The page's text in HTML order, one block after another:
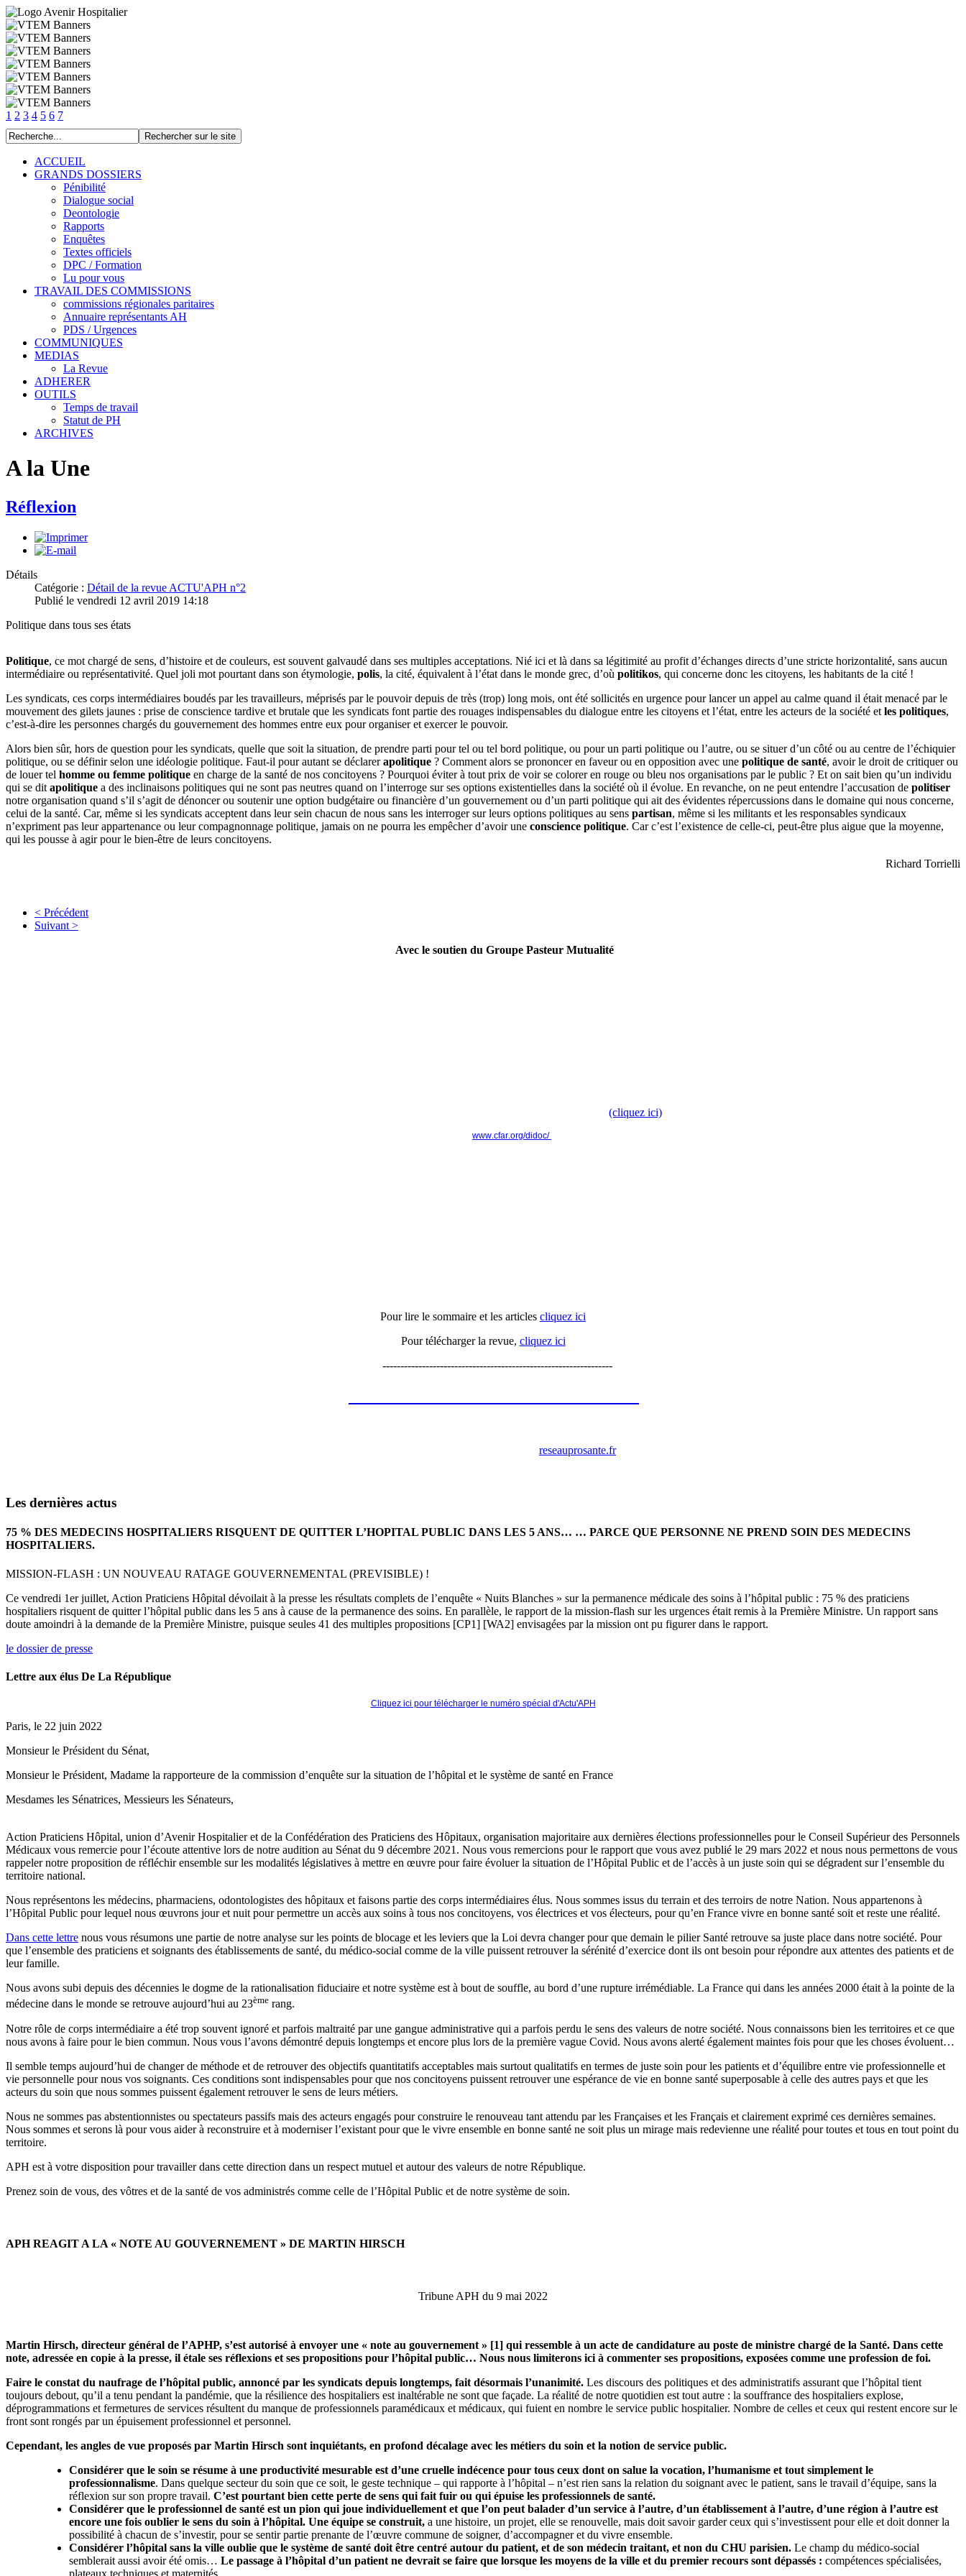
1 2 3 4 5 6 7
ACCUEIL
GRANDS DOSSIERS
Pénibilité
Dialogue social
Deontologie
Rapports
Enquêtes
Textes officiels
DPC / Formation
Lu pour vous
TRAVAIL DES COMMISSIONS
commissions régionales paritaires
Annuaire représentants AH
PDS / Urgences
COMMUNIQUES
MEDIAS
La Revue
ADHERER
OUTILS
Temps de travail
Statut de PH
ARCHIVES
A la Une
Réflexion
Détails
Catégorie : Détail de la revue ACTU'APH n°2
Publié le vendredi 12 avril 2019 14:18
Politique dans tous ses états
Politique, ce mot chargé de sens, d’histoire et de couleurs, est souvent galvaudé dans ses multiples acceptations. Nié ici et là dans sa légitimité au profit d’échanges directs d’une stricte horizontalité, sans aucun
intermédiaire ou représentativité. Quel joli mot pourtant dans son étymologie, polis, la cité, équivalent à l’état dans le monde grec, d’où politikos, qui concerne donc les citoyens, les habitants de la cité !
Les syndicats, ces corps intermédiaires boudés par les travailleurs, méprisés par le pouvoir depuis de très (trop) long mois, ont été sollicités en urgence pour lancer un appel au calme quand il était menacé par le
mouvement des gilets jaunes : prise de conscience tardive et brutale que les syndicats font partie des rouages indispensables du dialogue entre les citoyens et l’état, entre les acteurs de la société et les politiques,
c’est-à-dire les personnes chargés du gouvernement des hommes entre eux pour organiser et exercer le pouvoir.
Alors bien sûr, hors de question pour les syndicats, quelle que soit la situation, de prendre parti pour tel ou tel bord politique, ou pour un parti politique ou l’autre, ou se situer d’un côté ou au centre de l’échiquier
politique, ou se définir selon une idéologie politique. Faut-il pour autant se déclarerapolitique ? Comment alors se prononcer en faveur ou en opposition avec une politique de santé, avoir le droit de critiquer ou
de louer tel homme ou femme politique en charge de la santé de nos concitoyens ? Pourquoi éviter à tout prix de voir se colorer en rouge ou bleu nos organisations par le public ? Et on sait bien qu’un individu
qui se dit apolitique a des inclinaisons politiques qui ne sont pas neutres quand on l’interroge sur ses options existentielles dans la société où il évolue. En revanche, on ne peut entendre l’accusation de politiser
notre organisation quand s’il s’agit de dénoncer ou soutenir une option budgétaire ou financière d’un gouvernement ou d’un parti politique qui ait des évidentes répercussions dans le domaine qui nous concerne,
celui de la santé. Car, même si les syndicats acceptent dans leur sein chacun de nous sans les interroger sur leurs options politiques au sens partisan, même si les militants et les responsables syndicaux
n’expriment pas leur appartenance ou leur compagnonnage politique, jamais on ne pourra les empêcher d’avoir une conscience politique. Car c’est l’existence de celle-ci, peut-être plus aigue que la moyenne,
qui les pousse à agir pour le bien-être de leurs concitoyens.
Richard Torrielli
< Précédent
Suivant >
Avec le soutien du Groupe Pasteur Mutualité
(cliquez ici)
www.cfar.org/didoc/
Pour lire le sommaire et les articles cliquez ici
Pour télécharger la revue, cliquez ici
----------------------------------------------------------------
reseauprosante.fr
Les dernières actus
75 % DES MEDECINS HOSPITALIERS RISQUENT DE QUITTER L’HOPITAL PUBLIC DANS LES 5 ANS… … PARCE QUE PERSONNE NE PREND SOIN DES MEDECINS
HOSPITALIERS.
MISSION-FLASH : UN NOUVEAU RATAGE GOUVERNEMENTAL (PREVISIBLE) !
Ce vendredi 1er juillet, Action Praticiens Hôpital dévoilait à la presse les résultats complets de l’enquête « Nuits Blanches » sur la permanence médicale des soins à l’hôpital public : 75 % des praticiens
hospitaliers risquent de quitter l’hôpital public dans les 5 ans à cause de la permanence des soins. En parallèle, le rapport de la mission-flash sur les urgences était remis à la Première Ministre. Un rapport sans
doute amoindri à la demande de la Première Ministre, puisque seules 41 des multiples propositions [CP1] [WA2] envisagées par la mission ont pu figurer dans le rapport.
le dossier de presse
Lettre aux élus De La République
Cliquez ici pour télécharger le numéro spécial d'Actu'APH
Paris, le 22 juin 2022
Monsieur le Président du Sénat,
Monsieur le Président, Madame la rapporteure de la commission d’enquête sur la situation de l’hôpital et le système de santé en France
Mesdames les Sénatrices, Messieurs les Sénateurs,
Action Praticiens Hôpital, union d’Avenir Hospitalier et de la Confédération des Praticiens des Hôpitaux, organisation majoritaire aux dernières élections professionnelles pour le Conseil Supérieur des Personnels
Médicaux vous remercie pour l’écoute attentive lors de notre audition au Sénat du 9 décembre 2021. Nous vous remercions pour le rapport que vous avez publié le 29 mars 2022 et nous nous permettons de vous
rappeler notre proposition de réfléchir ensemble sur les modalités législatives à mettre en œuvre pour faire évoluer la situation de l’Hôpital Public et de l’accès à un juste soin qui se dégradent sur l’ensemble du
territoire national.
Nous représentons les médecins, pharmaciens, odontologistes des hôpitaux et faisons partie des corps intermédiaires élus. Nous sommes issus du terrain et des terroirs de notre Nation. Nous appartenons à
l’Hôpital Public pour lequel nous œuvrons jour et nuit pour permettre un accès aux soins à tous nos concitoyens, vos électrices et vos électeurs, pour qu’en France vivre en bonne santé soit et reste une réalité.
Dans cette lettre nous vous résumons une partie de notre analyse sur les points de blocage et les leviers que la Loi devra changer pour que demain le pilier Santé retrouve sa juste place dans notre société. Pour
que l’ensemble des praticiens et soignants des établissements de santé, du médico-social comme de la ville puissent retrouver la sérénité d’exercice dont ils ont besoin pour répondre aux attentes des patients et de
leur famille.
Nous avons subi depuis des décennies le dogme de la rationalisation fiduciaire et notre système est à bout de souffle, au bord d’une rupture irrémédiable. La France qui dans les années 2000 était à la pointe de la
médecine dans le monde se retrouve aujourd’hui au 23ème rang.
Notre rôle de corps intermédiaire a été trop souvent ignoré et parfois maltraité par une gangue administrative qui a parfois perdu le sens des valeurs de notre société. Nous connaissons bien les territoires et ce que
nous avons à faire pour le bien commun. Nous vous l’avons démontré depuis longtemps et encore plus lors de la première vague Covid. Nous avons alerté également maintes fois pour que les choses évoluent…
Il semble temps aujourd’hui de changer de méthode et de retrouver des objectifs quantitatifs acceptables mais surtout qualitatifs en termes de juste soin pour les patients et d’équilibre entre vie professionnelle et
vie personnelle pour nous vos soignants. Ces conditions sont indispensables pour que nos concitoyens puissent retrouver une espérance de vie en bonne santé superposable à celle des autres pays et que les
acteurs du soin que nous sommes puissent également retrouver le sens de leurs métiers.
Nous ne sommes pas abstentionnistes ou spectateurs passifs mais des acteurs engagés pour construire le renouveau tant attendu par les Françaises et les Français et clairement exprimé ces dernières semaines.
Nous sommes et serons là pour vous aider à reconstruire et à moderniser l’existant pour que le vivre ensemble en bonne santé ne soit plus un mirage mais redevienne une réalité pour toutes et tous en tout point du
territoire.
APH est à votre disposition pour travailler dans cette direction dans un respect mutuel et autour des valeurs de notre République.
Prenez soin de vous, des vôtres et de la santé de vos administrés comme celle de l’Hôpital Public et de notre système de soin.
APH REAGIT A LA « NOTE AU GOUVERNEMENT » DE MARTIN HIRSCH
Tribune APH du 9 mai 2022
Martin Hirsch, directeur général de l’APHP, s’est autorisé à envoyer une « note au gouvernement » [1] qui ressemble à un acte de candidature au poste de ministre chargé de la Santé. Dans cette
note, adressée en copie à la presse, il étale ses réflexions et ses propositions pour l’hôpital public… Nous nous limiterons ici à commenter ses propositions, exposées comme une profession de foi.
Faire le constat du naufrage de l’hôpital public, annoncé par les syndicats depuis longtemps, fait désormais l’unanimité. Les discours des politiques et des administratifs assurant que l’hôpital tient
toujours debout, qu’il a tenu pendant la pandémie, que la résilience des hospitaliers est inaltérable ne sont que façade. La réalité de notre quotidien est tout autre : la souffrance des hospitaliers explose,
déprogrammations et fermetures de services résultent du manque de professionnels paramédicaux et médicaux, qui fuient en nombre le service public hospitalier. Nombre de celles et ceux qui restent encore sur le
front sont rongés par un épuisement professionnel et personnel.
Cependant, les angles de vue proposés par Martin Hirsch sont inquiétants, en profond décalage avec les métiers du soin et la notion de service public.
Considérer que le soin se résume à une productivité mesurable est d’une cruelle indécence pour tous ceux dont on salue la vocation, l’humanisme et tout simplement le
professionnalisme. Dans quelque secteur du soin que ce soit, le geste technique – qui rapporte à l’hôpital – n’est rien sans la relation du soignant avec le patient, sans le travail d’équipe, sans la
réflexion sur son propre travail. C’est pourtant bien cette perte de sens qui fait fuir ou qui épuise les professionnels de santé.
Considérer que le professionnel de santé est un pion qui joue individuellement et que l’on peut balader d’un service à l’autre, d’un établissement à l’autre, d’une région à l’autre est
encore une fois oublier le sens du soin à l’hôpital. Une équipe se construit, a une histoire, un projet, elle se renouvelle, mais doit savoir garder ceux qui s’investissent pour elle et doit donner la
possibilité à chacun de s’investir, pour se sentir partie prenante de l’œuvre commune de soigner, d’accompagner et du vivre ensemble.
Considérer l’hôpital sans la ville oublie que le système de santé doit être centré autour du patient, et de son médecin traitant, et non du CHU parisien. Le champ du médico-social
semblerait aussi avoir été omis… Le passage à l’hôpital d’un patient ne devrait se faire que lorsque les moyens de la ville et du premier recours sont dépassés : compétences spécialisées,
plateaux techniques et maternités.